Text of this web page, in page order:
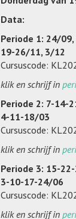
Data:
Periode 1: 24/
19-26/11, 3/12
Cursuscode:
klik en schrijf in
Periode 2: 7-14-
4-11-18/03
Cursuscode:
klik en schrijf in
Periode 3: 15-
3-10-17-24/06
Cursuscode:
klik en schrijf in